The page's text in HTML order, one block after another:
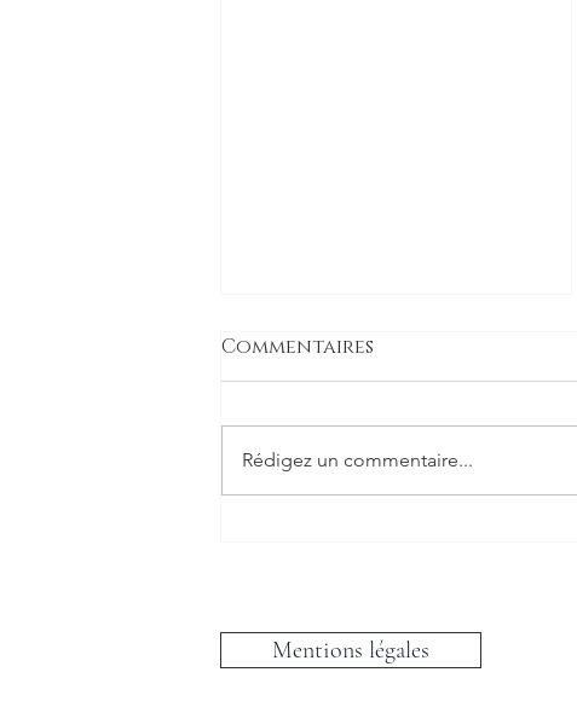
C'est la rentrée !
Commentaires
Rédigez un commentaire...
Mentions légales